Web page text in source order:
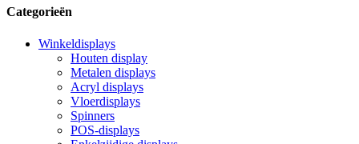
Categorieën
Winkeldisplays
Houten display
Metalen displays
Acryl displays
Vloerdisplays
Spinners
POS-displays